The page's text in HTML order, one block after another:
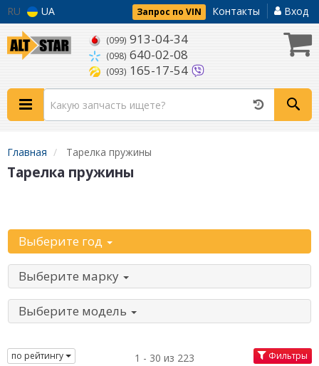
RU UA Запрос по VIN Контакты Вход
(099) 913-04-34
(098) 640-02-08
(093) 165-17-54
Главная Тарелка пружины
Тарелка пружины
Выберите год
Выберите марку
Выберите модель
по рейтингу 1 - 30 из 223 Фильтры